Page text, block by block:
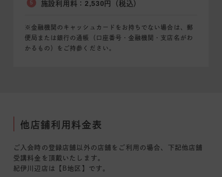
5 施設利用料：2,530円（税込）
※金融機関のキャッシュカードをお持ちでない場合は、郵
便局または銀行の通帳（口座番号・金融機関・支店名がわ
かるもの）をご持参ください。
他店舗利用料金表
ご入会時の登録店舗以外の店舗をご利用の場合、下記他店舗
受講料金を頂戴いたします。
紀伊川辺店は【B地区】です。